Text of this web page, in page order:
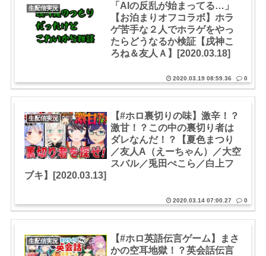
生配信実況
「AIの反乱が始まってる…」
【お泊まりオフコラボ】ホラ
ゲ苦手な２人でホラゲをやっ
たらどうなるか検証【戌神こ
ろね＆友人Ａ】[2020.03.18]
2020.03.19 08:59.36 0
生配信実況
【#ホロ裏切りの味】激辛！？
激甘！？この中の裏切り者は
ダレなんだ！？【夏色まつり
／友人A（えーちゃん）／大空
スバル／兎田ぺこら／白上フ
ブキ】[2020.03.13]
2020.03.14 07:00.27 0
生配信実況
【#ホロ英語伝言ゲーム】まさ
かの空耳地獄！？英会話伝言